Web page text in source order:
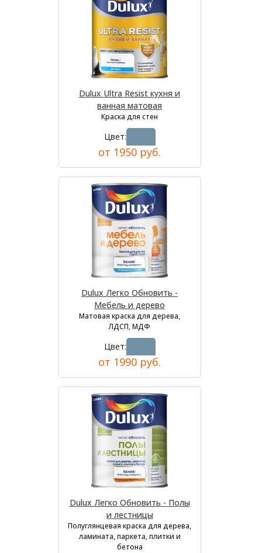
Dulux Ultra Resist кухня и
ванная матовая
Краска для стен
Цвет:
от 1950 руб.
Dulux Легко Обновить -
Мебель и дерево
Матовая краска для дерева,
ЛДСП, МДФ
Цвет:
от 1990 руб.
Dulux Легко Обновить - Полы
и лестницы
Полуглянцевая краска для дерева,
ламината, паркета, плитки и
бетона